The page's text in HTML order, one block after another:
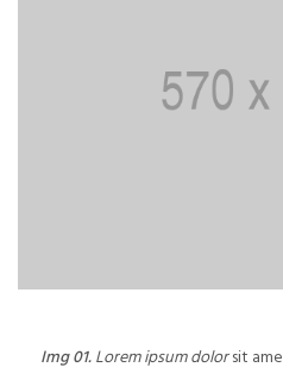
Img 01.Lorem ipsum dolorsit ame